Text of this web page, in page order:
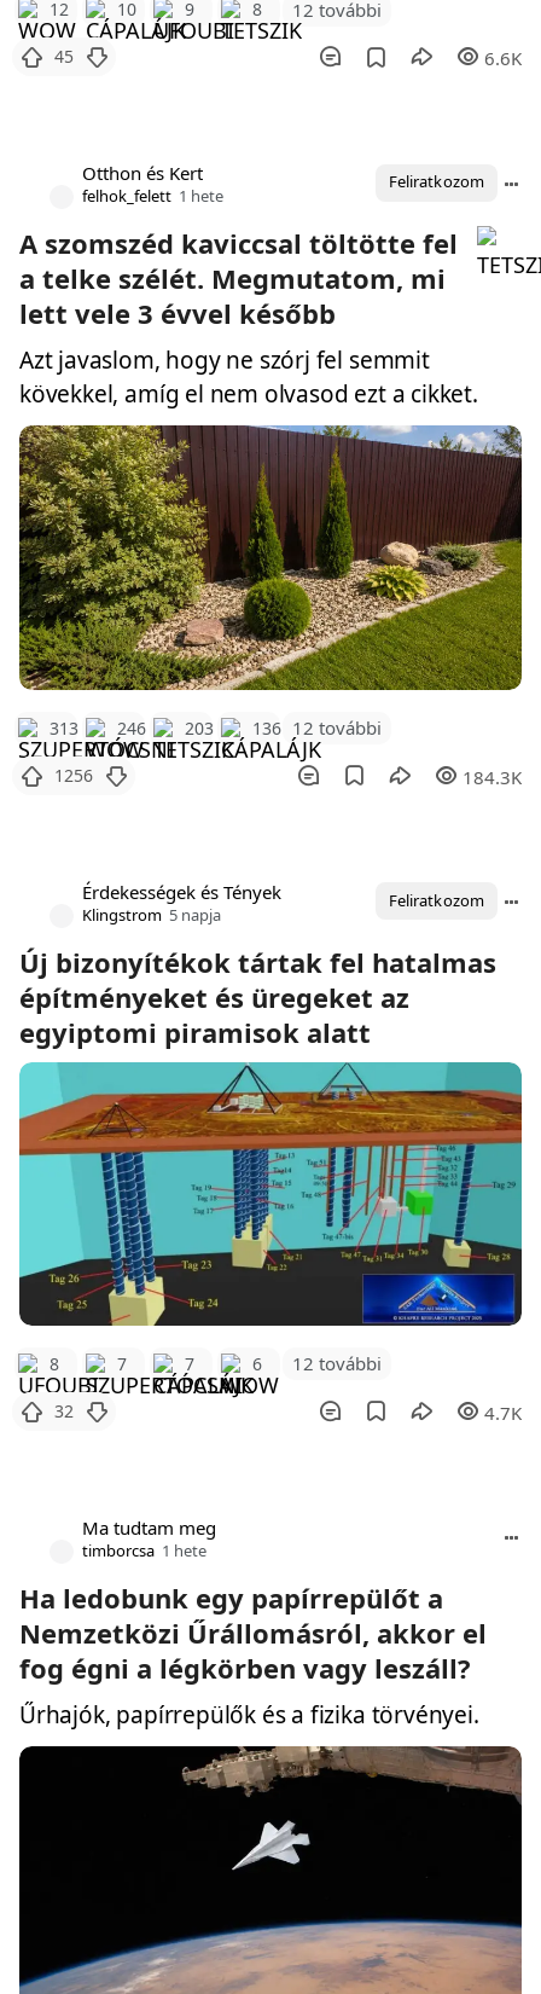
12 10 9 8 12 további
45 6.6K
Otthon és Kert
felhok_felett 1 hete
Feliratkozom
A szomszéd kaviccsal töltötte fel
a telke szélét. Megmutatom, mi
lett vele 3 évvel később
Azt javaslom, hogy ne szórj fel semmit
kövekkel, amíg el nem olvasod ezt a cikket.
313 246 203 136 12 további
1256 184.3K
Érdekességek és Tények
Klingstrom 5 napja
Feliratkozom
Új bizonyítékok tártak fel hatalmas
építményeket és üregeket az
egyiptomi piramisok alatt
8 7 7 6 12 további
32 4.7K
Ma tudtam meg
timborcsa 1 hete
Ha ledobunk egy papírrepülőt a
Nemzetközi Űrállomásról, akkor el
fog égni a légkörben vagy leszáll?
Űrhajók, papírrepülők és a fizika törvényei.